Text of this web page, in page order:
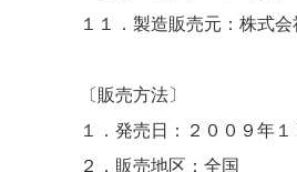
１１．製造販売元：株式
〔販売方法〕
１．発売日：２００９年
２．販売地区：全国